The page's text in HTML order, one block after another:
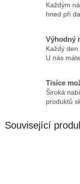
Každým
hned při
Výhodný
Každý
U nás
Tisíce
Široká
produktů
Související